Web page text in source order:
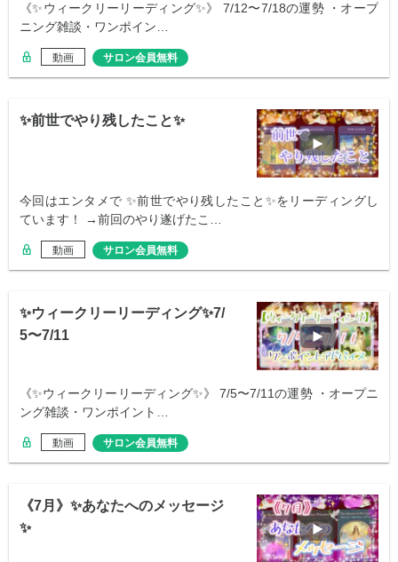
《✨ウィークリーリーディング✨》 7/12〜7/18の運勢 ・オープ
ニング雑談・ワンポイン…
動画 サロン会員無料
✨前世でやり残したこと✨
今回はエンタメで ✨前世でやり残したこと✨をリーディングし
ています！ →前回のやり遂げたこ…
動画 サロン会員無料
✨ウィークリーリーディング✨7/
5〜7/11
《✨ウィークリーリーディング✨》 7/5〜7/11の運勢 ・オープニ
ング雑談・ワンポイント…
動画 サロン会員無料
《7月》✨あなたへのメッセージ
✨